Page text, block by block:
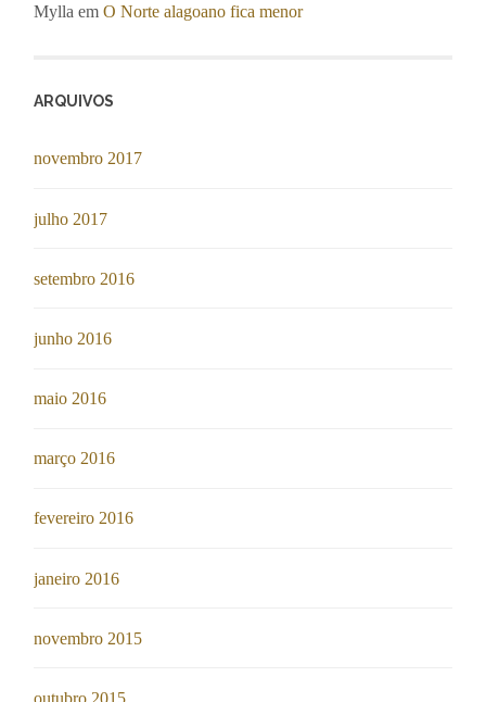
Mylla emO Norte alagoano fica menor
ARQUIVOS
novembro 2017
julho 2017
setembro 2016
junho 2016
maio 2016
março 2016
fevereiro 2016
janeiro 2016
novembro 2015
outubro 2015